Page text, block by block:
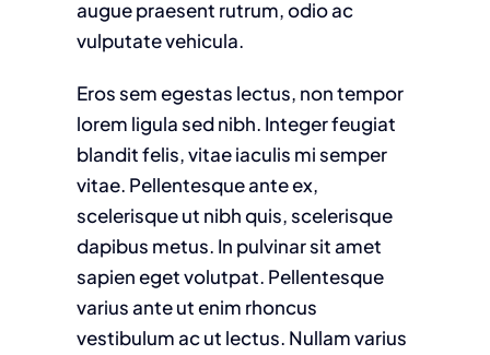
augue praesent rutrum, odio ac
vulputate vehicula.
Eros sem egestas lectus, non tempor
lorem ligula sed nibh. Integer feugiat
blandit felis, vitae iaculis mi semper
vitae. Pellentesque ante ex,
scelerisque ut nibh quis, scelerisque
dapibus metus. In pulvinar sit amet
sapien eget volutpat. Pellentesque
varius ante ut enim rhoncus
vestibulum ac ut lectus. Nullam varius